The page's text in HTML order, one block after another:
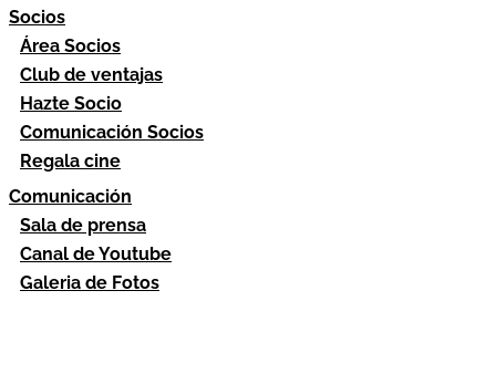
Socios
Área Socios
Club de ventajas
Hazte Socio
Comunicación Socios
Regala cine
Comunicación
Sala de prensa
Canal de Youtube
Galeria de Fotos